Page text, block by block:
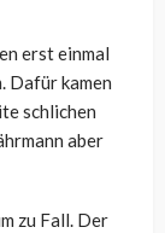
erst einmal
Dafür kamen
schlichen
aber
zu Fall. Der